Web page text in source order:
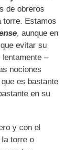
de obreros
torre. Estamos
, aunque en
evitar su
–
nociones
es bastante
en su
y con el
la torre o